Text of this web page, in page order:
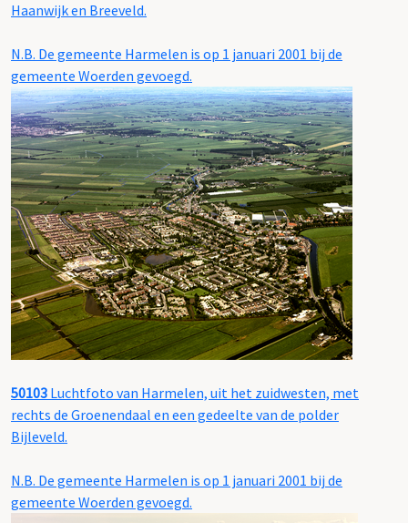
Haanwijk en Breeveld.
N.B. De gemeente Harmelen is op 1 januari 2001 bij de
gemeente Woerden gevoegd.
50103 Luchtfoto van Harmelen, uit het zuidwesten, met
rechts de Groenendaal en een gedeelte van de polder
Bijleveld.
N.B. De gemeente Harmelen is op 1 januari 2001 bij de
gemeente Woerden gevoegd.